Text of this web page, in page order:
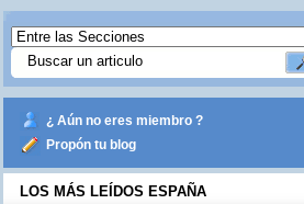
¿ Aún no eres miembro ?
Propón tu blog
LOS MÁS LEÍDOS ESPAÑA